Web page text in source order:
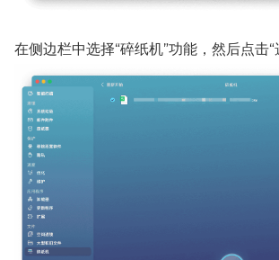
在侧边栏中选择“碎纸机”功能，然后点击“